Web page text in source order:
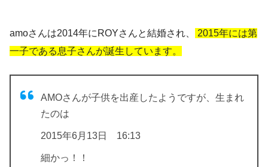
amoさんは2014年にROYさんと結婚され、
2015年には第
一子である息子さんが誕生しています。
AMOさんが子供を出産したようですが、生まれ
たのは
2015年6月13日 16:13
細かっ！！